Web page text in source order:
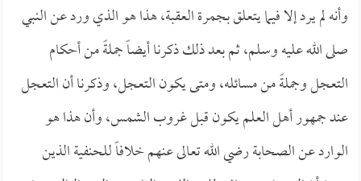
وأنه لم يرد إلا فيما يتعلق بجمرة العقبة، هذا هو الذي ورد عن النبي
صلى الله عليه وسلم، ثم بعد ذلك ذكرنا أيضاً جملةً من أحكام
التعجل وجملةً من مسائله، ومتى يكون التعجل، وذكرنا أن التعجل
عند جمهور أهل العلم يكون قبل غروب الشمس، وأن هذا هو
الوارد عن الصحابة رضي الله تعالى عنهم خلافاً للحنفية الذين